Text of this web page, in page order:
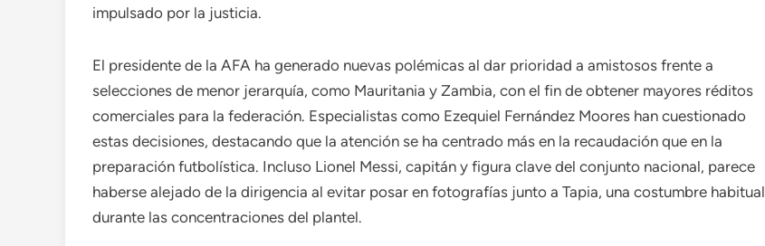
impulsado por la justicia.
El presidente de la AFA ha generado nuevas polémicas al dar prioridad a amistosos frente a
selecciones de menor jerarquía, como Mauritania y Zambia, con el fin de obtener mayores réditos
comerciales para la federación. Especialistas como Ezequiel Fernández Moores han cuestionado
estas decisiones, destacando que la atención se ha centrado más en la recaudación que en la
preparación futbolística. Incluso Lionel Messi, capitán y figura clave del conjunto nacional, parece
haberse alejado de la dirigencia al evitar posar en fotografías junto a Tapia, una costumbre habitual
durante las concentraciones del plantel.